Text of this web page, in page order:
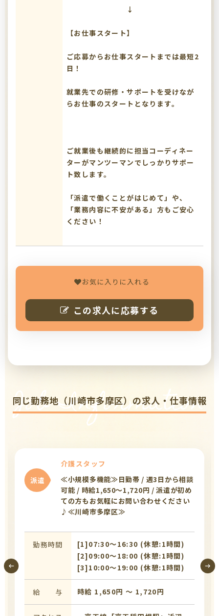
↓
【お仕事スタート】
ご応募からお仕事スタートまでは最短2
日！
就業先での研修・サポートを受けなが
らお仕事のスタートとなります。
ご就業後も継続的に担当コーディネー
ターがマンツーマンでしっかりサポー
ト致します。
「派遣で働くことがはじめて」や、
「業務内容に不安がある」方もご安心
ください！
お気に入りに入れる
この求人に応募する
Job Information
同じ勤務地（川崎市多摩区）の求人・仕事情報
派遣
介護スタッフ
≪小規模多機能≫日勤帯 / 週3日から相談
可能 / 時給1,650～1,720円 / 派遣が初め
ての方もお気軽にお問い合わせください
♪≪川崎市多摩区≫
勤務時間
[1]07:30〜16:30 (休憩:1時間)
[2]09:00〜18:00 (休憩:1時間)
[3]10:00〜19:00 (休憩:1時間)
給 与 時給 1,650円 〜 1,720円